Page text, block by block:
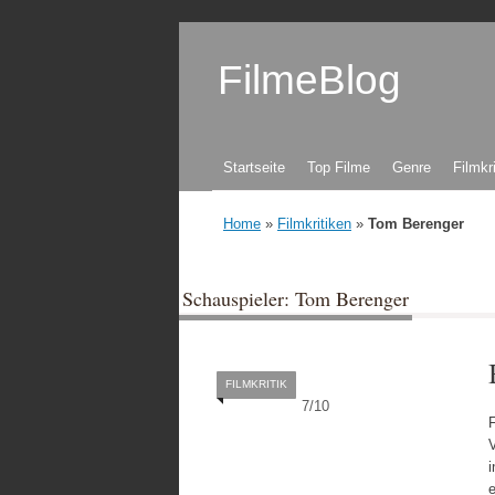
FilmeBlog
Zum Inhalt springen
Startseite Top Filme Genre
Home » Filmkritiken » Tom Berenger
Schauspieler: Tom Berenger
7/10
FILMKRITIK